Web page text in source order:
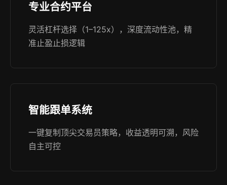
专业合约平台
灵活杠杆选择（1–125x），深度流动性池，精
准止盈止损逻辑
智能跟单系统
一键复制顶尖交易员策略，收益透明可溯，风险
自主可控